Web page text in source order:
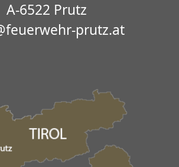
A-6522 Prutz
prutz.at